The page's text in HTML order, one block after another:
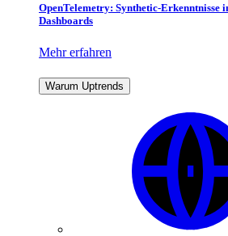
OpenTelemetry: Synthetic-Erkenntnisse
Dashboards
Mehr erfahren
Warum Uptrends